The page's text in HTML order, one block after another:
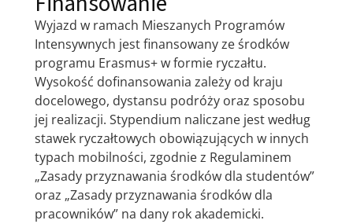
Wyjazd w ramach Mieszanych Programów
Intensywnych jest finansowany ze środków
programu Erasmus+ w formie ryczałtu.
Wysokość dofinansowania zależy od kraju
docelowego, dystansu podróży oraz sposobu
jej realizacji. Stypendium naliczane jest według
stawek ryczałtowych obowiązujących w innych
typach mobilności, zgodnie z Regulaminem
„Zasady przyznawania środków dla studentów”
oraz „Zasady przyznawania środków dla
pracowników” na dany rok akademicki.